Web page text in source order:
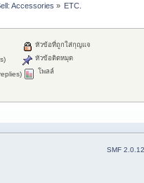
Accessories » ETC.
หัวข้อที่ถูกใส่กุญแจ
หัวข้อติดหมุด
โพลล์
SMF 2.0.12